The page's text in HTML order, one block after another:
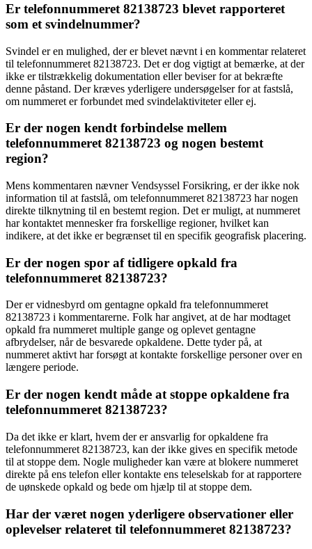
Er telefonnummeret 82138723 blevet rapporteret
som et svindelnummer?
Svindel er en mulighed, der er blevet nævnt i en kommentar relateret
til telefonnummeret 82138723. Det er dog vigtigt at bemærke, at der
ikke er tilstrækkelig dokumentation eller beviser for at bekræfte
denne påstand. Der kræves yderligere undersøgelser for at fastslå,
om nummeret er forbundet med svindelaktiviteter eller ej.
Er der nogen kendt forbindelse mellem
telefonnummeret 82138723 og nogen bestemt
region?
Mens kommentaren nævner Vendsyssel Forsikring, er der ikke nok
information til at fastslå, om telefonnummeret 82138723 har nogen
direkte tilknytning til en bestemt region. Det er muligt, at nummeret
har kontaktet mennesker fra forskellige regioner, hvilket kan
indikere, at det ikke er begrænset til en specifik geografisk placering.
Er der nogen spor af tidligere opkald fra
telefonnummeret 82138723?
Der er vidnesbyrd om gentagne opkald fra telefonnummeret
82138723 i kommentarerne. Folk har angivet, at de har modtaget
opkald fra nummeret multiple gange og oplevet gentagne
afbrydelser, når de besvarede opkaldene. Dette tyder på, at
nummeret aktivt har forsøgt at kontakte forskellige personer over en
længere periode.
Er der nogen kendt måde at stoppe opkaldene fra
telefonnummeret 82138723?
Da det ikke er klart, hvem der er ansvarlig for opkaldene fra
telefonnummeret 82138723, kan der ikke gives en specifik metode
til at stoppe dem. Nogle muligheder kan være at blokere nummeret
direkte på ens telefon eller kontakte ens teleselskab for at rapportere
de uønskede opkald og bede om hjælp til at stoppe dem.
Har der været nogen yderligere observationer eller
oplevelser relateret til telefonnummeret 82138723?